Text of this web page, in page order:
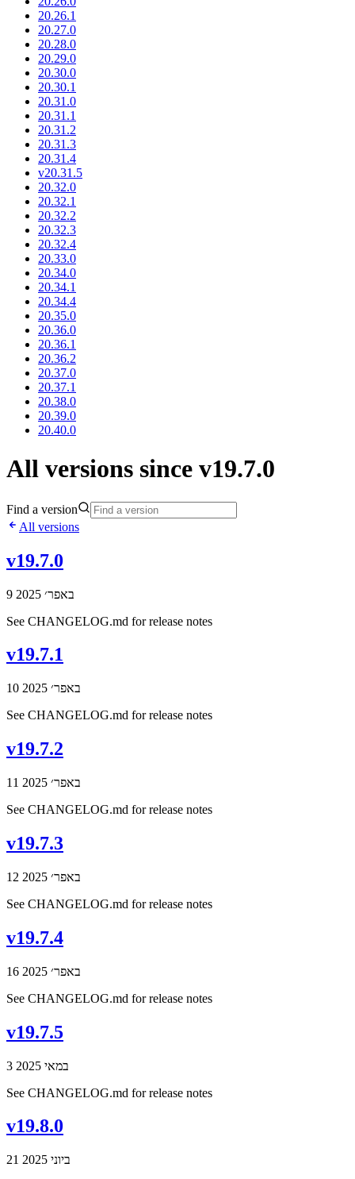
20.26.1
20.27.0
20.28.0
20.29.0
20.30.0
20.30.1
20.31.0
20.31.1
20.31.2
20.31.3
20.31.4
v20.31.5
20.32.0
20.32.1
20.32.2
20.32.3
20.32.4
20.33.0
20.34.0
20.34.1
20.34.4
20.35.0
20.36.0
20.36.1
20.36.2
20.37.0
20.37.1
20.38.0
20.39.0
20.40.0
All versions since v19.7.0
Find a version
All versions
v19.7.0
9 באפר׳ 2025
See CHANGELOG.md for release notes
v19.7.1
10 באפר׳ 2025
See CHANGELOG.md for release notes
v19.7.2
11 באפר׳ 2025
See CHANGELOG.md for release notes
v19.7.3
12 באפר׳ 2025
See CHANGELOG.md for release notes
v19.7.4
16 באפר׳ 2025
See CHANGELOG.md for release notes
v19.7.5
3 במאי 2025
See CHANGELOG.md for release notes
v19.8.0
21 ביוני 2025